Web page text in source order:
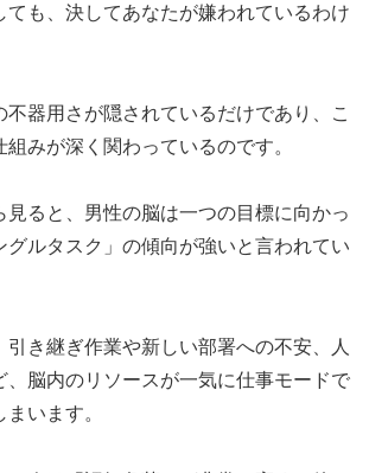
ても、決してあなたが嫌われているわけ
不器用さが隠されているだけであり、こ
みが深く関わっているのです。
見ると、男性の脳は一つの目標に向かっ
グルタスク」の傾向が強いと言われてい
引き継ぎ作業や新しい部署への不安、人
、脳内のリソースが一気に仕事モードで
います。